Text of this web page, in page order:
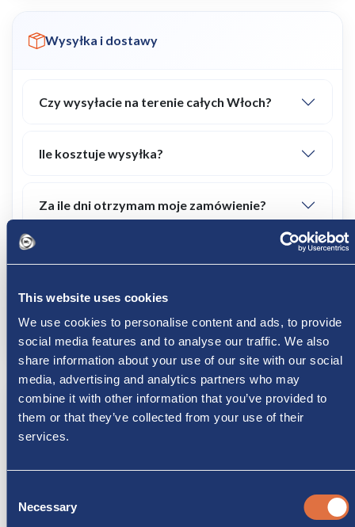
This website uses cookies
We use cookies to personalise content and ads, to provide
social media features and to analyse our traffic. We also
share information about your use of our site with our social
media, advertising and analytics partners who may
combine it with other information that you’ve provided to
them or that they’ve collected from your use of their
services.
Selection
Necessary
Wysyłka i dostawy
Czy wysyłacie na terenie całych Włoch?
Ile kosztuje wysyłka?
Za ile dni otrzymam moje zamówienie?
Czy wysyłacie również za granicę?
Zwroty, refundacje i obsługa posprzedażowa
Czy mogę zwrócić produkt, jeśli nie jestem